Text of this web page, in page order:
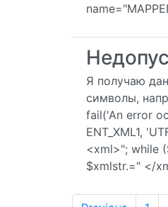
Я получаю
символы,
fail('An error
ENT_XML1,
<xml>"; while
$xmlstr.=" </